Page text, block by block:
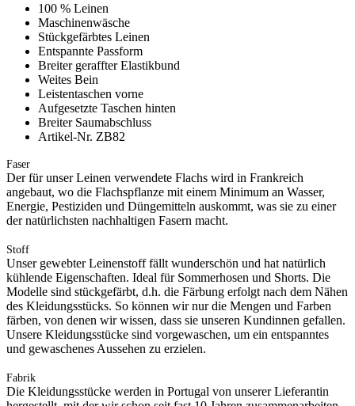
100 % Leinen
Maschinenwäsche
Stückgefärbtes Leinen
Entspannte Passform
Breiter geraffter Elastikbund
Weites Bein
Leistentaschen vorne
Aufgesetzte Taschen hinten
Breiter Saumabschluss
Artikel-Nr. ZB82
Faser
Der für unser Leinen verwendete Flachs wird in Frankreich
angebaut, wo die Flachspflanze mit einem Minimum an Wasser,
Energie, Pestiziden und Düngemitteln auskommt, was sie zu einer
der natürlichsten nachhaltigen Fasern macht.
Stoff
Unser gewebter Leinenstoff fällt wunderschön und hat natürlich
kühlende Eigenschaften. Ideal für Sommerhosen und Shorts. Die
Modelle sind stückgefärbt, d.h. die Färbung erfolgt nach dem Nähen
des Kleidungsstücks. So können wir nur die Mengen und Farben
färben, von denen wir wissen, dass sie unseren Kundinnen gefallen.
Unsere Kleidungsstücke sind vorgewaschen, um ein entspanntes
und gewaschenes Aussehen zu erzielen.
Fabrik
Die Kleidungsstücke werden in Portugal von unserer Lieferantin